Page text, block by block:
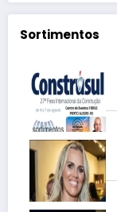
Sortimentos